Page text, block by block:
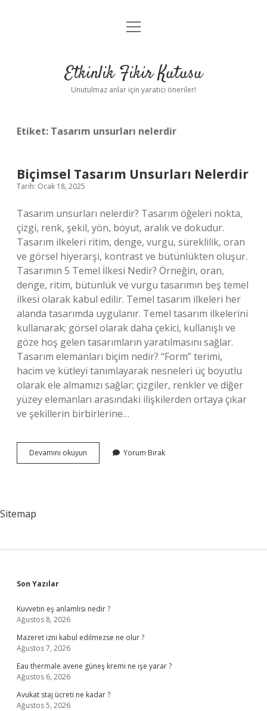
Anasayfa
Yasal Uyarı
menüyü
Etkinlik Fikir Kutusu
Unutulmaz anlar için yaratıcı öneriler!
Etiket: Tasarım unsurları nelerdir
Biçimsel Tasarım Unsurları Nelerdir
Tarih: Ocak 18, 2025
Tasarım unsurları nelerdir? Tasarım öğeleri nokta,
çizgi, renk, şekil, yön, boyut, aralık ve dokudur.
Tasarım ilkeleri ritim, denge, vurgu, süreklilik, oran
ve görsel hiyerarşi, kontrast ve bütünlükten oluşur.
Tasarımın 5 Temel İlkesi Nedir? Örneğin, oran,
denge, ritim, bütünlük ve vurgu tasarımın beş temel
ilkesi olarak kabul edilir. Temel tasarım ilkeleri her
alanda tasarımda uygulanır. Temel tasarım ilkelerini
kullanarak; görsel olarak daha çekici, kullanışlı ve
göze hoş gelen tasarımların yaratılmasını sağlar.
Tasarım elemanları biçim nedir? “Form” terimi,
hacim ve kütleyi tanımlayarak nesneleri üç boyutlu
olarak ele almamızı sağlar; çizgiler, renkler ve diğer
yüzey elemanları arasındaki ilişkilerden ortaya çıkar
ve şekillerin birbirlerine…
Devamını okuyun Biçimsel
Tasarım
Yorum Bırak
Sitemap
Sidebar
Son Yazılar
Kuvvetin eş anlamlısı nedir ?
Ağustos 8, 2026
Mazeret izni kabul edilmezse ne olur ?
Ağustos 7, 2026
Eau thermale avene güneş kremi ne işe yarar ?
Ağustos 6, 2026
Avukat staj ücreti ne kadar ?
Ağustos 5, 2026